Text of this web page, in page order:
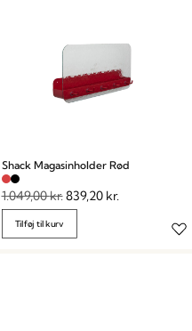
Shack Magasinholder Rød
1.049,00kr.839,20 kr.
Tilføj til kurv